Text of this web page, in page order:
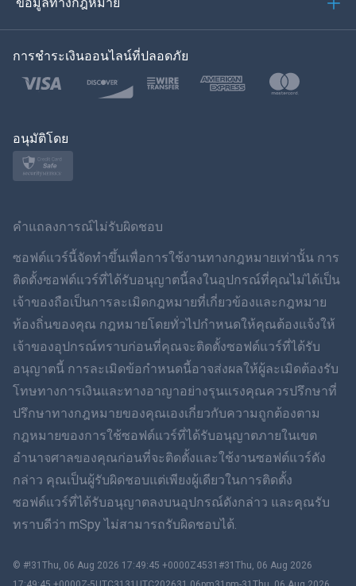
ภาษาไทย
โปแลนด์
ภาษาไทย
Dansk
ฮินดี
ภาษาฮีบรู
โรมาเนีย
กรีก
การชำระเงินออนไลน์ที่ปลอดภัย
อนุมัติโดย
คำแถลงการณ์ไม่รับผิดชอบ
ซอฟต์แวร์นี้จัดทำขึ้นเพื่อการใช้งานทางกฎหมายเท่านั้น การ
ติดตั้งซอฟต์แวร์ที่ได้รับอนุญาตนี้ลงในอุปกรณ์ที่คุณไม่ได้เป็น
เจ้าของถือเป็นการละเมิดกฎหมายที่เกี่ยวข้องและกฎหมาย
ท้องถิ่นของคุณ กฎหมายโดยทั่วไปกำหนดให้คุณต้องแจ้งให้
เจ้าของอุปกรณ์ทราบก่อนที่คุณจะติดตั้งซอฟต์แวร์ที่ได้รับ
อนุญาตนี้ การละเมิดข้อกำหนดนี้อาจส่งผลให้ผู้ละเมิดต้องรับ
โทษทางการเงินและทางอาญาอย่างรุนแรงคุณควรปรึกษาที่
ปรึกษาทางกฎหมายของคุณเองเกี่ยวกับความถูกต้องตาม
กฎหมายของการใช้ซอฟต์แวร์ที่ได้รับอนุญาตภายในเขต
อำนาจศาลของคุณก่อนที่จะติดตั้งและใช้งานซอฟต์แวร์ดัง
กล่าว คุณเป็นผู้รับผิดชอบแต่เพียงผู้เดียวในการติดตั้ง
ซอฟต์แวร์ที่ได้รับอนุญาตลงบนอุปกรณ์ดังกล่าว และคุณรับ
ทราบดีว่า mSpy ไม่สามารถรับผิดชอบได้.
© #!31Thu, 06 Aug 2026 17:49:45 +0000Z4531#31Thu, 06 Aug 2026